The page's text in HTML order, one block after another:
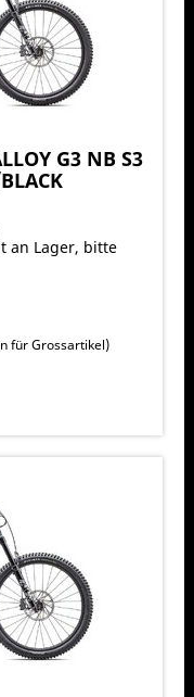
G3 NB S3
an Lager, bitte
für Grossartikel)